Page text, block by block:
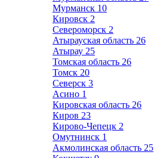
Мурманск 10
Кировск 2
Североморск 2
Атырауская область 26
Атырау 25
Томская область 26
Томск 20
Северск 3
Асино 1
Кировская область 26
Киров 23
Кирово-Чепецк 2
Омутнинск 1
Акмолинская область 25